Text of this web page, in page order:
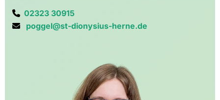
 02323 30915
 poggel@st-dionysius-herne.de